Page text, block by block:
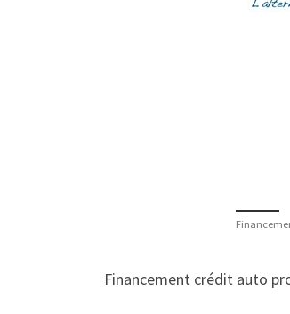
Financement crédit auto